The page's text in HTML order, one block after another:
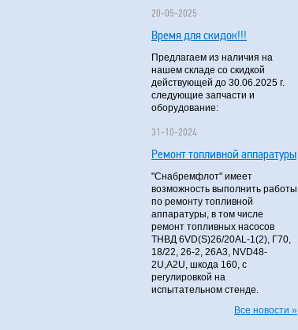
20-05-2025
Время для скидок!!!
Предлагаем из наличия на
нашем складе со скидкой
действующей до 30.06.2025 г.
следующие запчасти и
оборудование:
31-10-2024
Ремонт топливной аппаратуры
"Снабремфлот" имеет
возможность выполнить работы
по ремонту топливной
аппаратуры, в том числе
ремонт топливных насосов
ТНВД 6VD(S)26/20AL-1(2), Г70,
18/22, 26-2, 26А3, NVD48-
2U,A2U, шкода 160, с
регулировкой на
испытательном стенде.
Все новости »